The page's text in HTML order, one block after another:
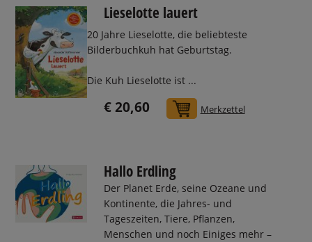
Lieselotte lauert
20 Jahre Lieselotte, die beliebteste
Bilderbuchkuh hat Geburtstag.
Die Kuh Lieselotte ist ...
€ 20,60 In den Warenkorb
Merkzettel
Hallo Erdling
Der Planet Erde, seine Ozeane und
Kontinente, die Jahres- und
Tageszeiten, Tiere, Pflanzen,
Menschen und noch Einiges mehr –